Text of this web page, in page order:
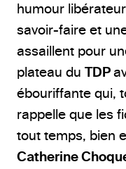
humour
savoir-faire et
assaillent pour
plateau du TDP
ébouriffante qui,
rappelle que les
tout temps, bien
Catherine